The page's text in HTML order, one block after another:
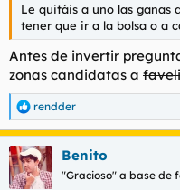
Le quitáis a uno las ganas
tener que ir a la bolsa o a
Antes de invertir
zonas candidatas a
R
e
a
c
c
i
rendder
Benito
"Gracioso" a base de